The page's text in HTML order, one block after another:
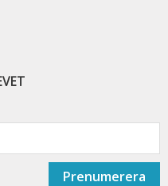
Prenumerera